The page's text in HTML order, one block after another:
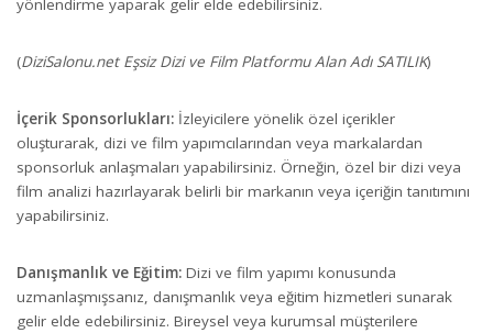
(DiziSalonu.net Eşsiz Dizi ve Film Platformu Alan Adı SATILIK)
İçerik Sponsorlukları: İzleyicilere yönelik özel içerikler
oluşturarak, dizi ve film yapımcılarından veya markalardan
sponsorluk anlaşmaları yapabilirsiniz. Örneğin, özel bir dizi veya
film analizi hazırlayarak belirli bir markanın veya içeriğin tanıtımını
yapabilirsiniz.
Danışmanlık ve Eğitim: Dizi ve film yapımı konusunda
uzmanlaşmışsanız, danışmanlık veya eğitim hizmetleri sunarak
gelir elde edebilirsiniz. Bireysel veya kurumsal müşterilere